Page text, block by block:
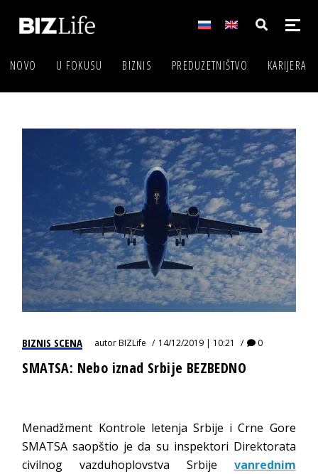
NOVO U FOKUSU BIZNIS PREDUZETNIŠTVO KARIJERA
BIZNIS SCENA autorBIZLife 14/12/2019 | 10:21 0
SMATSA: Nebo iznad Srbije BEZBEDNO
Menadžment Kontrole letenja Srbije i Crne Gore
SMATSA saopštio je da su inspektori Direktorata
civilnog vazduhoplovstva Srbije vanrednim